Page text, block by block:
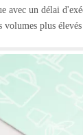
avec un délai
plus élevés